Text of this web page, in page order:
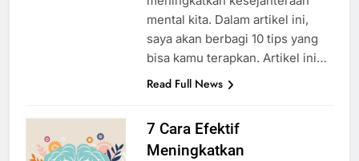
mental kita. Dalam artikel ini,
saya akan berbagi 10 tips yang
bisa kamu terapkan. Artikel ini…
Read Full News
7 Cara Efektif
Meningkatkan